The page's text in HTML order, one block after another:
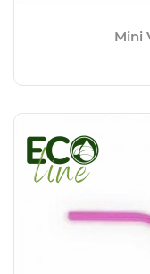
Mini